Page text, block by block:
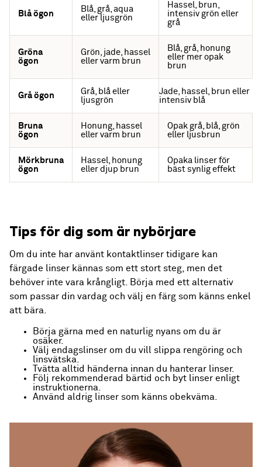
Blå ögon
Blå, grå, aqua
eller ljusgrön
Hassel, brun,
intensiv grön eller
grå
Gröna
ögon
Grön, jade, hassel
eller varm brun
Blå, grå, honung
eller mer opak
brun
Grå ögon
Grå, blå eller
ljusgrön
Jade, hassel, brun eller
intensiv blå
Bruna
ögon
Honung, hassel
eller varm brun
Opak grå, blå, grön
eller ljusbrun
Mörkbruna
ögon
Hassel, honung
eller djup brun
Opaka linser för
bäst synlig effekt
Tips för dig som är nybörjare
Om du inte har använt kontaktlinser tidigare kan
färgade linser kännas som ett stort steg, men det
behöver inte vara krångligt. Börja med ett alternativ
som passar din vardag och välj en färg som känns enkel
att bära.
Börja gärna med en naturlig nyans om du är
osäker.
Välj endagslinser om du vill slippa rengöring och
linsvätska.
Tvätta alltid händerna innan du hanterar linser.
Följ rekommenderad bärtid och byt linser enligt
instruktionerna.
Använd aldrig linser som känns obekväma.